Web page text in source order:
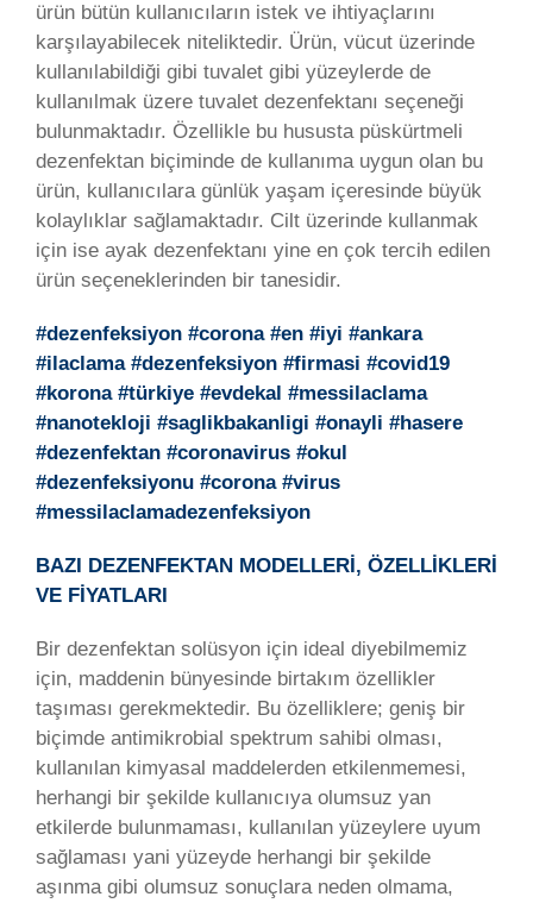
ürün bütün kullanıcıların istek ve ihtiyaçlarını
karşılayabilecek niteliktedir. Ürün, vücut üzerinde
kullanılabildiği gibi tuvalet gibi yüzeylerde de
kullanılmak üzere tuvalet dezenfektanı seçeneği
bulunmaktadır. Özellikle bu hususta püskürtmeli
dezenfektan biçiminde de kullanıma uygun olan bu
ürün, kullanıcılara günlük yaşam içeresinde büyük
kolaylıklar sağlamaktadır. Cilt üzerinde kullanmak
için ise ayak dezenfektanı yine en çok tercih edilen
ürün seçeneklerinden bir tanesidir.
#dezenfeksiyon #corona #en #iyi #ankara
#ilaclama #dezenfeksiyon #firmasi #covid19
#korona #türkiye #evdekal #messilaclama
#nanotekloji #saglikbakanligi #onayli #hasere
#dezenfektan #coronavirus #okul
#dezenfeksiyonu #corona #virus
#messilaclamadezenfeksiyon
BAZI DEZENFEKTAN MODELLERİ, ÖZELLİKLERİ
VE FİYATLARI
Bir dezenfektan solüsyon için ideal diyebilmemiz
için, maddenin bünyesinde birtakım özellikler
taşıması gerekmektedir. Bu özelliklere; geniş bir
biçimde antimikrobial spektrum sahibi olması,
kullanılan kimyasal maddelerden etkilenmemesi,
herhangi bir şekilde kullanıcıya olumsuz yan
etkilerde bulunmaması, kullanılan yüzeylere uyum
sağlaması yani yüzeyde herhangi bir şekilde
aşınma gibi olumsuz sonuçlara neden olmama,